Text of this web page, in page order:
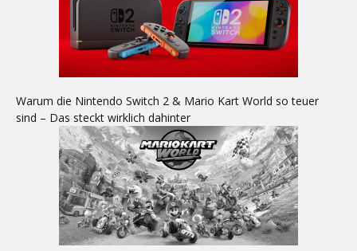
Warum die Nintendo Switch 2 & Mario Kart World so teuer
sind – Das steckt wirklich dahinter